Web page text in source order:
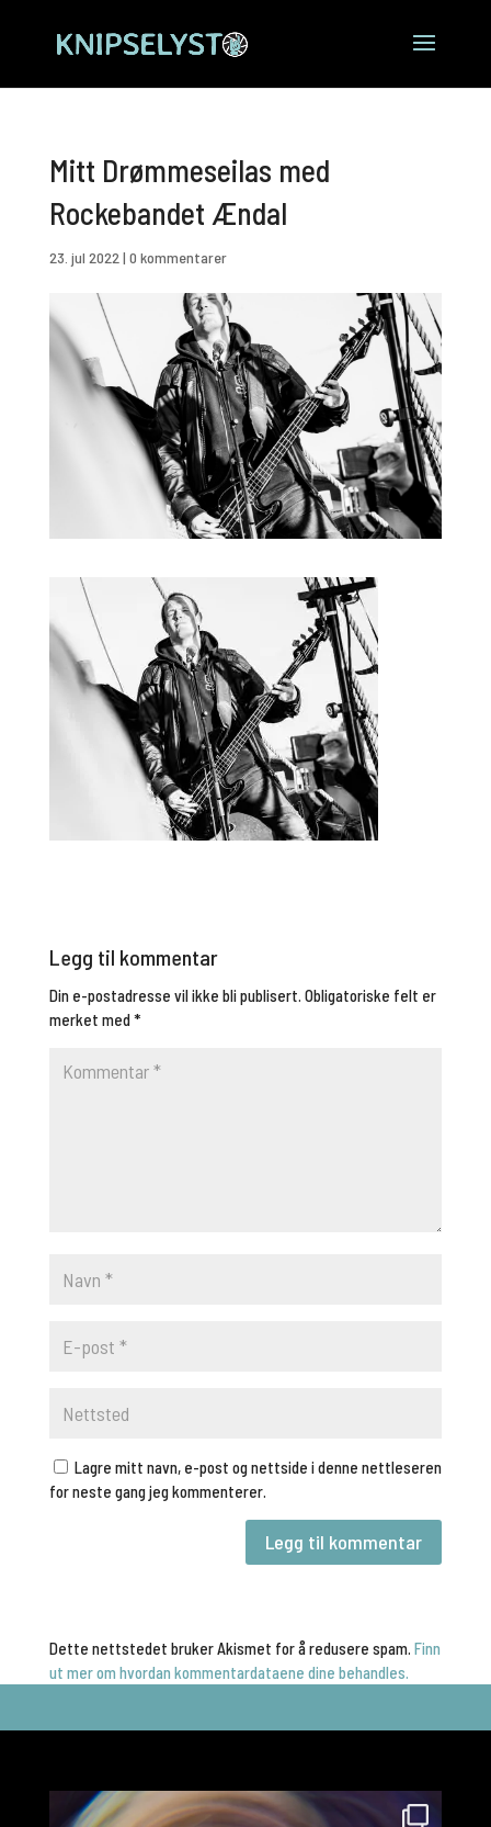
Mitt Drømmeseilas med
Rockebandet Ændal
23. jul 2022 | 0 kommentarer
Legg til kommentar
Din e-postadresse vil ikke bli publisert. Obligatoriske felt er
merket med*
Lagre mitt navn, e-post og nettside i denne nettleseren
for neste gang jeg kommenterer.
Dette nettstedet bruker Akismet for å redusere spam. Finn
ut mer om hvordan kommentardataene dine behandles.